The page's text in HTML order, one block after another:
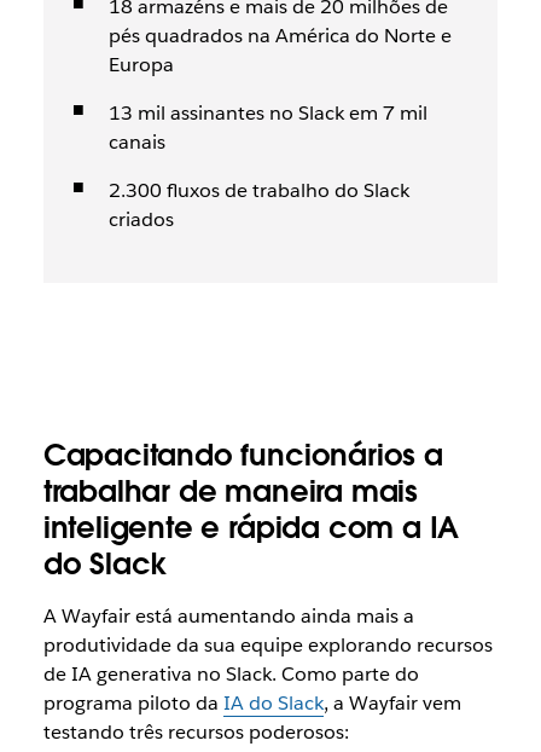
18 armazéns e mais de 20 milhões de
pés quadrados na América do Norte e
Europa
13 mil assinantes no Slack em 7 mil
canais
2.300 fluxos de trabalho do Slack
criados
Capacitando funcionários a
trabalhar de maneira mais
inteligente e rápida com a IA
do Slack
A Wayfair está aumentando ainda mais a
produtividade da sua equipe explorando recursos
de IA generativa no Slack. Como parte do
programa piloto da IA do Slack, a Wayfair vem
testando três recursos poderosos: